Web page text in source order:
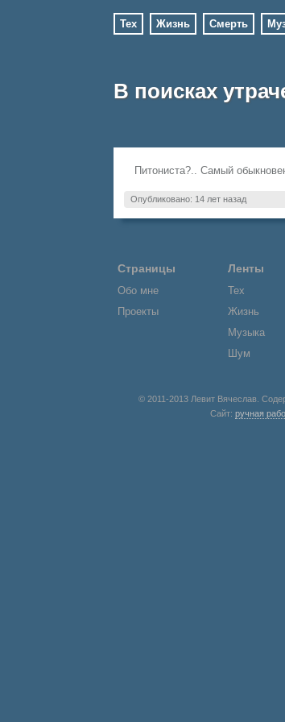
Тех Жизнь Смерть
В поисках
Питониста?.. Самый
Опубликовано: 14 лет назад
Страницы
Обо мне
Проекты
Ленты
Тех
Жизнь
Музыка
Шум
© 2011-2013 Левит Вячеслав.
Сайт:ручная